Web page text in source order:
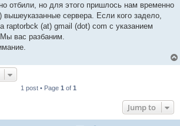
отбили, но для этого пришлось нам временно
вышеуказанные сервера. Если кого задело,
raptorbck (at) gmail (dot) com с указанием
вас разбаним.
1 post • Page 1 of 1
Jump to